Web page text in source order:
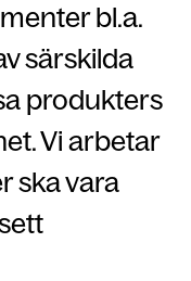
bl.a.
särskilda
produkters
Vi arbetar
ska vara